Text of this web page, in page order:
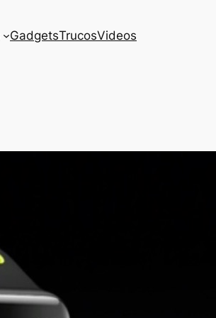
GadgetsTrucosVideos